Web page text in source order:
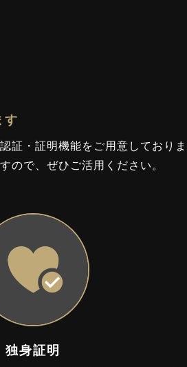
す
証・証明機能をご用意しており
ので、ぜひご活用ください。
独身証明